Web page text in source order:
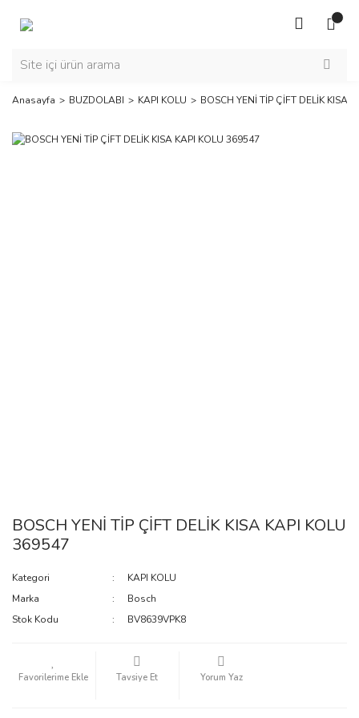
Anasayfa BUZDOLABI KAPI KOLU BOSCH YENİ TİP ÇİFT DELİK KISA
BOSCH YENİ TİP ÇİFT DELİK KISA KAPI KOLU
369547
Kategori
KAPI KOLU
Marka
Bosch
Stok Kodu
BV8639VPK8
Tavsiye Et Yorum Yaz